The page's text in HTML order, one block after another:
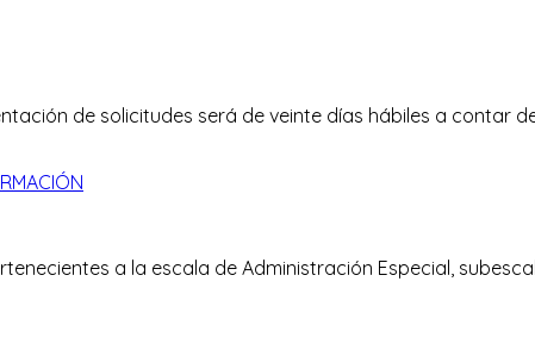
de solicitudes será de veinte días hábiles a contar
a la escala de Administración Especial,